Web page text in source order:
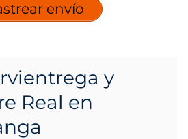
envío
y
Real en